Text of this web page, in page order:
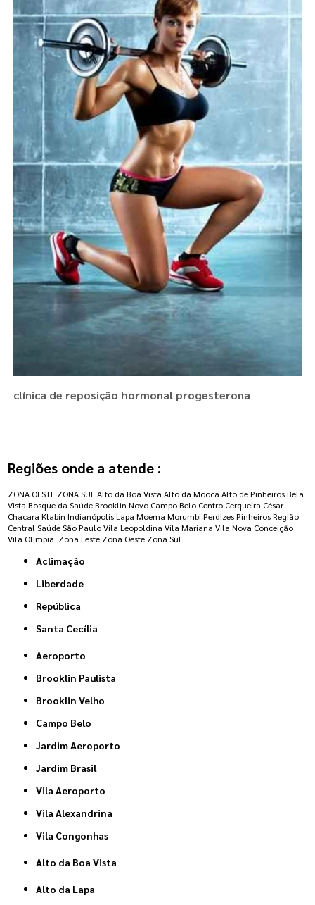
clínica de reposição hormonal progesterona
Regiões onde a atende :
ZONA OESTE ZONA SUL Alto da Boa Vista Alto da Mooca Alto de Pinheiros Bela
Vista Bosque da Saúde Brooklin Novo Campo Belo Centro Cerqueira César
Chacara Klabin Indianópolis Lapa Moema Morumbi Perdizes Pinheiros Região
Central Saúde São Paulo Vila Leopoldina Vila Mariana Vila Nova Conceição
Vila Olímpia Zona Leste Zona Oeste Zona Sul
Aclimação
Liberdade
República
Santa Cecília
Aeroporto
Brooklin Paulista
Brooklin Velho
Campo Belo
Jardim Aeroporto
Jardim Brasil
Vila Aeroporto
Vila Alexandrina
Vila Congonhas
Alto da Boa Vista
Alto da Lapa